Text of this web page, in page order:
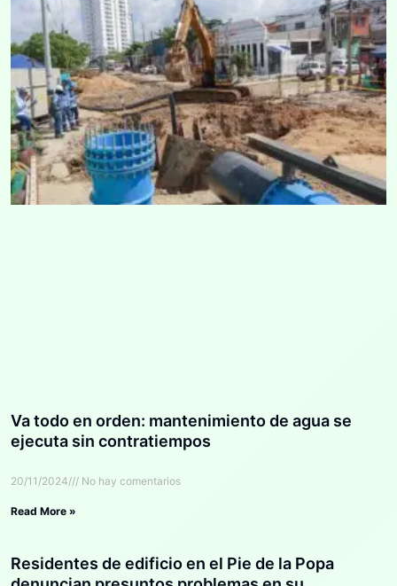
Va todo en orden: mantenimiento de agua se
ejecuta sin contratiempos
20/11/2024 No hay comentarios
Read More »
Residentes de edificio en el Pie de la Popa